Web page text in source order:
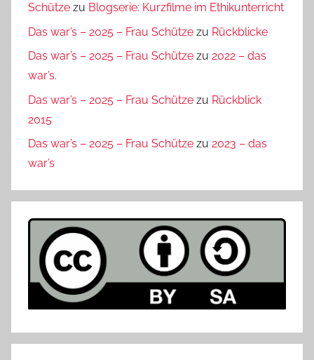
Schütze zu Blogserie: Kurzfilme im Ethikunterricht
Das war’s – 2025 – Frau Schütze zu Rückblicke
Das war’s – 2025 – Frau Schütze zu 2022 – das
war’s.
Das war’s – 2025 – Frau Schütze zu Rückblick
2015
Das war’s – 2025 – Frau Schütze zu 2023 – das
war’s